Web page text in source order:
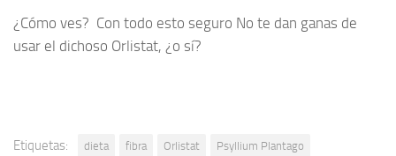
¿Cómo ves? Con todo esto seguro No te dan ganas de
usar el dichoso Orlistat, ¿o sí?
Etiquetas: dieta fibra Orlistat Psyllium Plantago